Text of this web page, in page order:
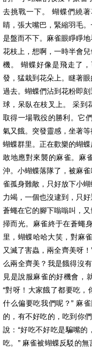
去挑戰一下。 蝴蝶們繞
睛，張大嘴巴，緊縮羽毛
是盤而不下。麻雀眼睜睜
花枝上，想啊，一時半會
機。 蝴蝶好像是飛走了
發，猛栽到花朵上。瞇著
過去。蝴蝶們沾到花粉即
球，呆臥在枝叉上。 采到
取得一場戰役的勝利。它
氣又餓。突發靈感，坐著
蝴蝶群里。正在歡樂的蝴
敢地應對來襲的麻雀。麻
沖。小蝴蝶落隊了，被麻
雀孤身難敵，只好放下小
力竭，一個也沒逮到，只
蒼蠅在它的腳下嗡嗡叫，
掃而光。麻雀終于在蒼蠅
里，蝴蝶哈哈大笑，對麻
又滅了害蟲，兩全齊美呀
么兩全齊美？我是餓得沒
見是說服麻雀的好機會，
“對呀！大家餓了都要吃，
什么偏要吃我們呢？” 麻
的，有不好吃的，吃到你
說：“好吃不好吃是騙嘴
吃。” 麻雀被蝴蝶反駁的